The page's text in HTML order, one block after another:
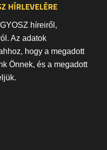
HÍRLEVELÉRE
híreiről,
Az adatok
hogy a megadott
Önnek, és a megadott